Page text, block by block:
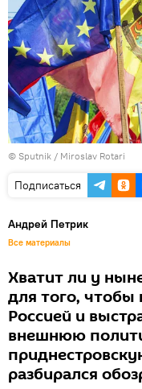
© Sputnik / Miroslav Rotari
Подписаться
Андрей Петрик
Все материалы
Хватит ли у
для того, чтобы
Россией и
внешнюю
разбирался